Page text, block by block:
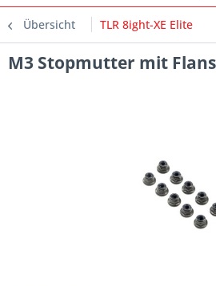
Übersicht TLR 8ight-XE Elite
M3 Stopmutter mit